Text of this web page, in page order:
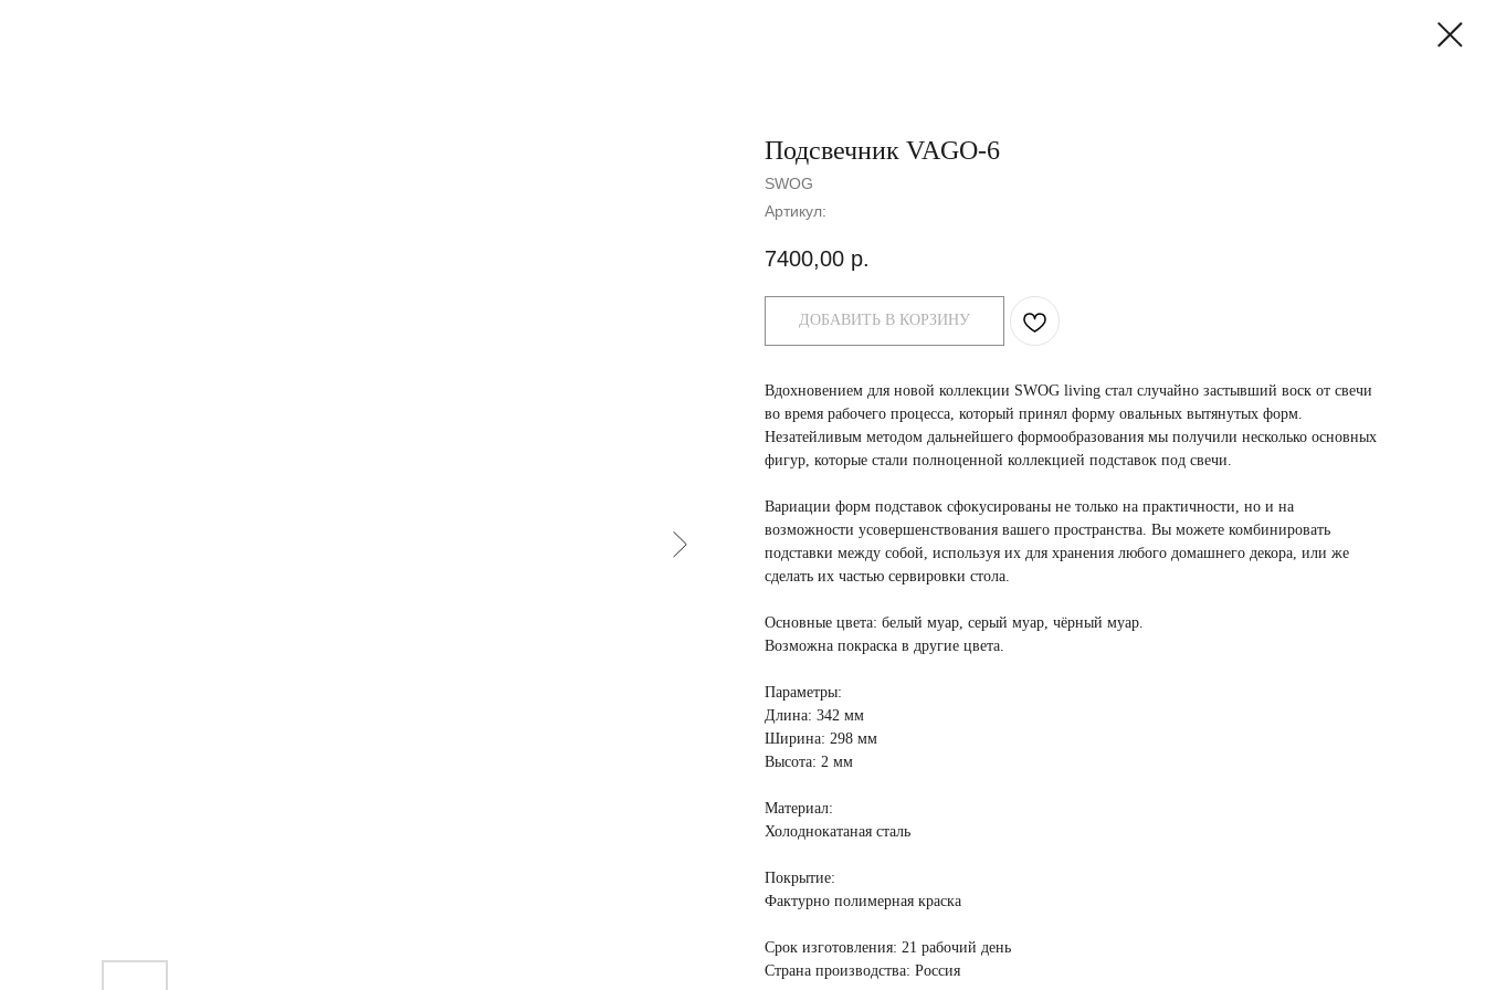
Подсвечник VAGO-6
SWOG
Артикул:
7400,00 р.
ДОБАВИТЬ В КОРЗИНУ
Вдохновением для новой коллекции SWOG living стал случайно застывший воск от свечи
во время рабочего процесса, который принял форму овальных вытянутых форм.
Незатейливым методом дальнейшего формообразования мы получили несколько основных
фигур, которые стали полноценной коллекцией подставок под свечи.
Вариации форм подставок сфокусированы не только на практичности, но и на
возможности усовершенствования вашего пространства. Вы можете комбинировать
подставки между собой, используя их для хранения любого домашнего декора, или же
сделать их частью сервировки стола.
Основные цвета: белый муар, серый муар, чёрный муар.
Возможна покраска в другие цвета.
Параметры:
Длина: 342 мм
Ширина: 298 мм
Высота: 2 мм
Материал:
Холоднокатаная сталь
Покрытие:
Фактурно полимерная краска
Срок изготовления: 21 рабочий день
Страна производства: Россия